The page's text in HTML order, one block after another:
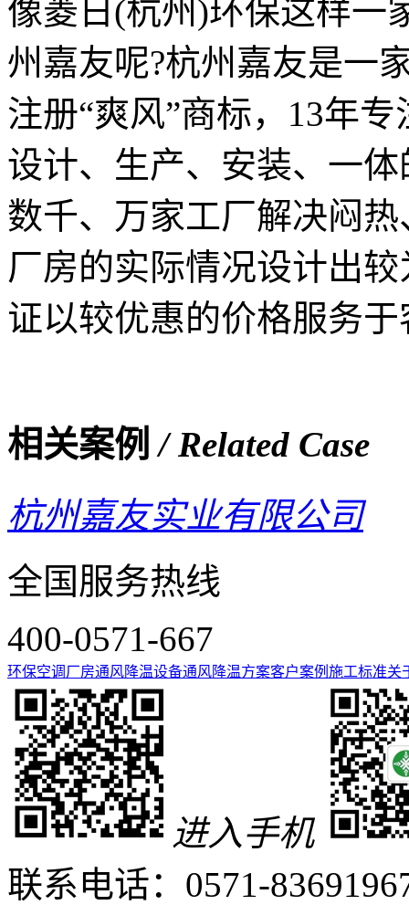
像菱日(杭州)环保这样一
州嘉友呢?杭州嘉友是一
注册“爽风”商标，13年
设计、生产、安装、一
数千、万家工厂解决闷
厂房的实际情况设计出
证以较优惠的价格服务于
相关案例/ Related Case
杭州嘉友实业有限公司
全国服务热线
400-0571-667
环保空调 厂房通风降温设备通风降温方案客户案例 施工标准关
进入手机
联系电话：0571-